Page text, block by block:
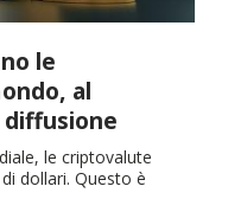
le
al
le criptovalute
dollari. Questo è